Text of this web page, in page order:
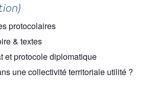
protocolaires
& textes
et protocole diplomatique
une collectivité territoriale utilité ?